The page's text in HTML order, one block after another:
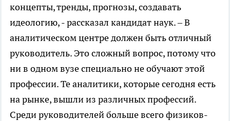
концепты, тренды, прогнозы, создавать
идеологию, - рассказал кандидат наук. – В
аналитическом центре должен быть отличный
руководитель. Это сложный вопрос, потому что
ни в одном вузе специально не обучают этой
профессии. Те аналитики, которые сегодня есть
на рынке, вышли из различных профессий.
Среди руководителей больше всего физиков-